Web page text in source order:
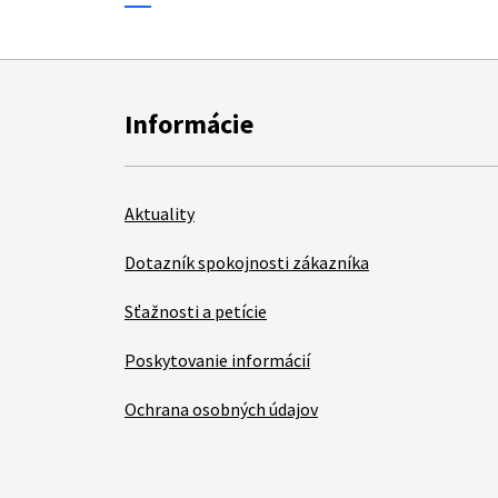
Informácie
Aktuality
Dotazník spokojnosti zákazníka
Sťažnosti a petície
Poskytovanie informácií
Ochrana osobných údajov